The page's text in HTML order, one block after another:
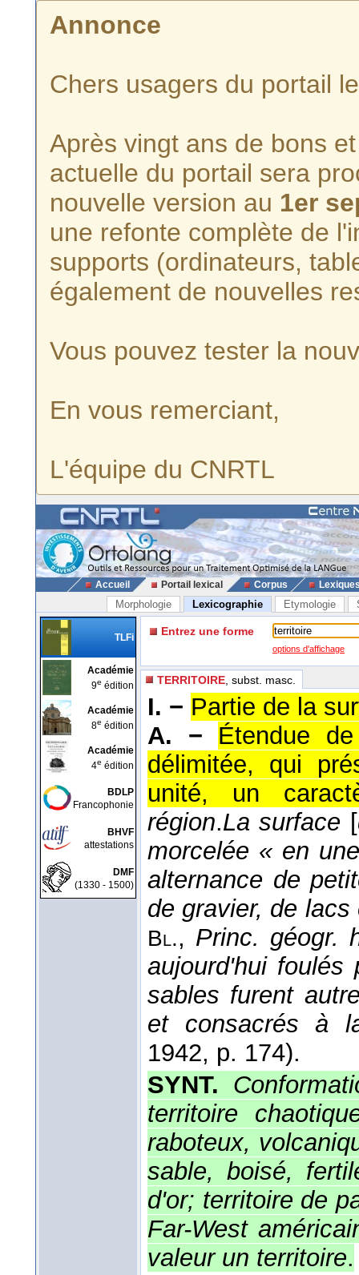
Annonce
Chers usagers du portail
Après vingt ans de bons
actuelle du portail sera
nouvelle version au 1er
une refonte complète de
supports (ordinateurs,
également de nouvelles
Vous pouvez tester la
En vous remerciant,
L'équipe du CNRTL
Accueil Portail lexical Corpus
Morphologie Lexicographie Etymologie
TLFi
Académie
9e édition
Académie
8e édition
Académie
4e édition
BDLP
Francophonie
BHVF
attestations
DMF
(1330 - 1500)
Entrez une forme
options d'affichage
TERRITOIRE , subst. masc.
I. − Partie de la
A. −
Étendue
délimitée, qui
unité, un
région.La surface [
morcelée « en
alternance de
de gravier, de
Bl., Princ. géogr.
aujourd'hui
sables furent
et consacrés à
1942, p. 174).
SYNT.
territoire
raboteux,
sable, boisé,
d'or; territoire de
Far-West
valeur un territoire.